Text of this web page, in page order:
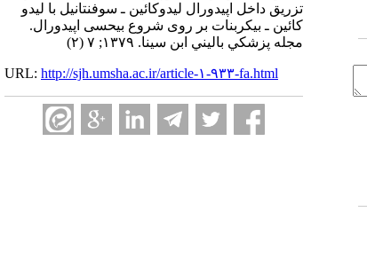
تزریق داخل اپیدورال لیدوکائین ـ سوفنتانیل با لیدو
کائین ـ بیکربنات بر روی شروع بیحسی اپیدورال.
مجله پزشكي باليني ابن سينا. ۱۳۷۹; ۷ (۲)
URL: http://sjh.umsha.ac.ir/article-۱-۹۳۳-fa.html